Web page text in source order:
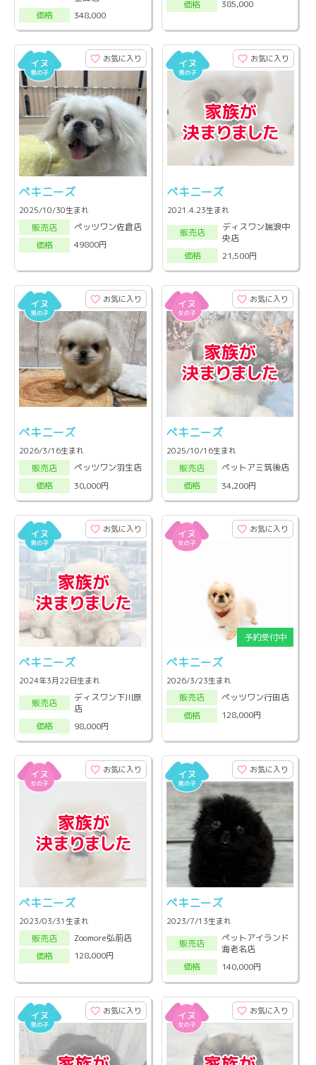
価格
348,000
価格
385,000
お気に入り
ペキニーズ
2025/10/30生まれ
販売店
ペッツワン佐倉店
価格
49800円
お気に入り
ペキニーズ
2021.4.23生まれ
販売店
ディスワン瑞浪中
央店
価格
21,500円
お気に入り
ペキニーズ
2026/3/16生まれ
販売店
ペッツワン羽生店
価格
30,000円
お気に入り
ペキニーズ
2025/10/16生まれ
販売店
ペットアミ筑後店
価格
34,200円
お気に入り
ペキニーズ
2024年3月22日生まれ
販売店
ディスワン下川原
店
価格
98,000円
お気に入り
ペキニーズ
2026/3/23生まれ
販売店
ペッツワン行田店
価格
128,000円
お気に入り
ペキニーズ
2023/03/31生まれ
販売店
Zoomore弘前店
価格
128,000円
お気に入り
ペキニーズ
2023/7/13生まれ
販売店
ペットアイランド
海老名店
価格
140,000円
お気に入り お気に入り